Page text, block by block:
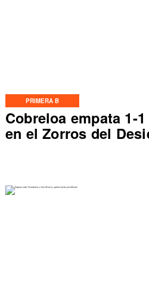
PRIMERA B
Cobreloa empata 1-
en el Zorros del